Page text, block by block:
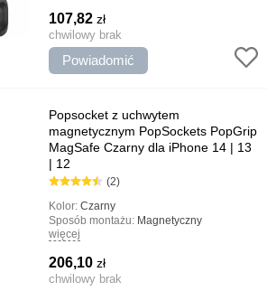
Najważniejsze cechy:
konstrukcja, Minimalistyczny design,
Wygodny stojak
107,82zł
chwilowy brak
Powiadomić
Popsocket z uchwytem
magnetycznym PopSockets PopGrip
MagSafe Czarny dla iPhone 14 | 13
| 12
(2)
Kolor:Czarny
Sposób montażu: Magnetyczny
Rodzaj uchwytu:
jako stojak, Szybka instalacja, Łatwa i
prosta konstrukcja, Uchwyt magnetyczny
więcej
206,10zł
chwilowy brak